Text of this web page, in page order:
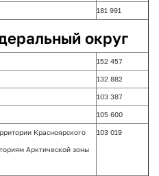
181 991
округ
152 457
132 882
103 387
105 600
Красноярского
Арктической зоны
103 019